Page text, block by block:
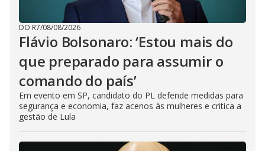
DO R7/08/08/2026
Flávio Bolsonaro: ‘Estou mais do
que preparado para assumir o
comando do país’
Em evento em SP, candidato do PL defende medidas para
segurança e economia, faz acenos às mulheres e critica a
gestão de Lula